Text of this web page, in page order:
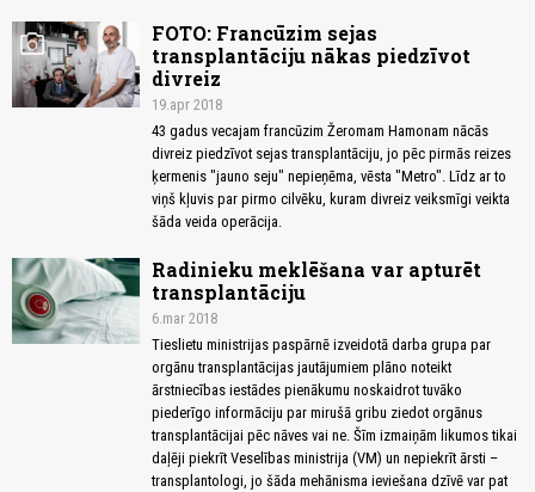
photo_camera
FOTO: Francūzim sejas
transplantāciju nākas piedzīvot
divreiz
19.apr 2018
43 gadus vecajam francūzim Žeromam Hamonam nācās
divreiz piedzīvot sejas transplantāciju, jo pēc pirmās reizes
ķermenis "jauno seju" nepieņēma, vēsta "Metro". Līdz ar to
viņš kļuvis par pirmo cilvēku, kuram divreiz veiksmīgi veikta
šāda veida operācija.
Radinieku meklēšana var apturēt
transplantāciju
6.mar 2018
Tieslietu ministrijas paspārnē izveidotā darba grupa par
orgānu transplantācijas jautājumiem plāno noteikt
ārstniecības iestādes pienākumu noskaidrot tuvāko
piederīgo informāciju par mirušā gribu ziedot orgānus
transplantācijai pēc nāves vai ne. Šīm izmaiņām likumos tikai
daļēji piekrīt Veselības ministrija (VM) un nepiekrīt ārsti –
transplantologi, jo šāda mehānisma ieviešana dzīvē var pat